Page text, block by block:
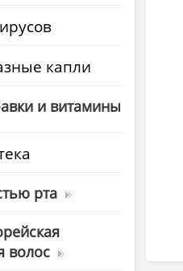
капли
и витамины
рта
волос